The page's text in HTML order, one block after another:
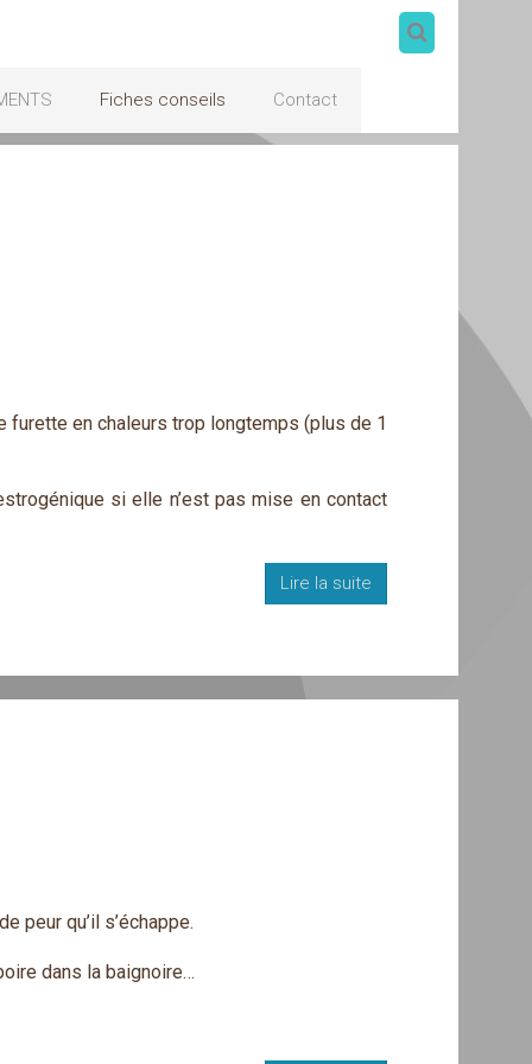
Fiches conseils Contact
furette en chaleurs trop longtemps (plus de 1
si elle n’est pas mise en contact
Lire la suite
peur qu’il s’échappe.
dans la baignoire…